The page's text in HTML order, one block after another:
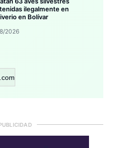
ilegalmente en
en Bolívar
2026